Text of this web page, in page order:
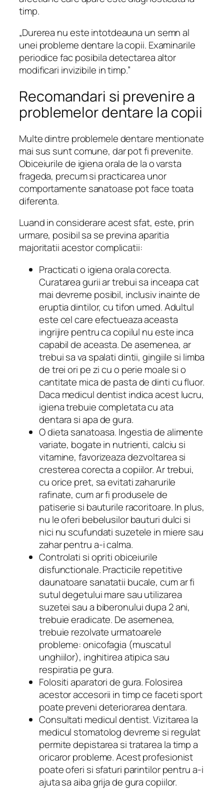
timp.
„Durerea nu este intotdeauna un semn al
unei probleme dentare la copii. Examinarile
periodice fac posibila detectarea altor
modificari invizibile in timp.”
Recomandari si prevenire a
problemelor dentare la copii
Multe dintre problemele dentare mentionate
mai sus sunt comune, dar pot fi prevenite.
Obiceiurile de igiena orala de la o varsta
frageda, precum si practicarea unor
comportamente sanatoase pot face toata
diferenta.
Luand in considerare acest sfat, este, prin
urmare, posibil sa se previna aparitia
majoritatii acestor complicatii:
Practicati o igiena orala corecta.
Curatarea gurii ar trebui sa inceapa cat
mai devreme posibil, inclusiv inainte de
eruptia dintilor, cu tifon umed. Adultul
este cel care efectueaza aceasta
ingrijire pentru ca copilul nu este inca
capabil de aceasta. De asemenea, ar
trebui sa va spalati dintii, gingiile si limba
de trei ori pe zi cu o perie moale si o
cantitate mica de pasta de dinti cu fluor.
Daca medicul dentist indica acest lucru,
igiena trebuie completata cu ata
dentara si apa de gura.
O dieta sanatoasa. Ingestia de alimente
variate, bogate in nutrienti, calciu si
vitamine, favorizeaza dezvoltarea si
cresterea corecta a copiilor. Ar trebui,
cu orice pret, sa evitati zaharurile
rafinate, cum ar fi produsele de
patiserie si bauturile racoritoare. In plus,
nu le oferi bebelusilor bauturi dulci si
nici nu scufundati suzetele in miere sau
zahar pentru a-i calma.
Controlati si opriti obiceiurile
disfunctionale. Practicile repetitive
daunatoare sanatatii bucale, cum ar fi
sutul degetului mare sau utilizarea
suzetei sau a biberonului dupa 2 ani,
trebuie eradicate. De asemenea,
trebuie rezolvate urmatoarele
probleme: onicofagia (muscatul
unghiilor), inghitirea atipica sau
respiratia pe gura.
Folositi aparatori de gura. Folosirea
acestor accesorii in timp ce faceti sport
poate preveni deteriorarea dentara.
Consultati medicul dentist. Vizitarea la
medicul stomatolog devreme si regulat
permite depistarea si tratarea la timp a
oricaror probleme. Acest profesionist
poate oferi si sfaturi parintilor pentru a-i
ajuta sa aiba grija de gura copiilor.